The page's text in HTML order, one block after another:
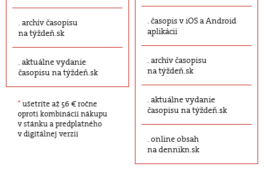
archív časopisu
na týždeň.sk
aktuálne vydanie
časopisu na týždeň.sk
* ušetríte až 56 € ročne
oproti kombinácii nákupu
v stánku a predplatného
v digitálnej verzii
časopis v iOS a Android
aplikácii
archív časopisu
na týždeň.sk
aktuálne vydanie
časopisu na týždeň.sk
online obsah
na dennikn.sk